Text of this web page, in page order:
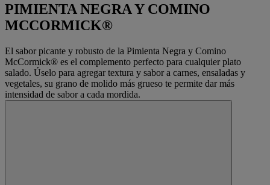
PIMIENTA NEGRA Y COMINO
MCCORMICK®
El sabor picante y robusto de la Pimienta Negra y Comino
McCormick® es el complemento perfecto para cualquier plato
salado. Úselo para agregar textura y sabor a carnes, ensaladas y
vegetales, su grano de molido más grueso te permite dar más
intensidad de sabor a cada mordida.